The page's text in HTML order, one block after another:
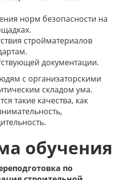
норм безопасности на
стройматериалов
документации.
с организаторскими
складом ума.
такие качества, как
обучения
по